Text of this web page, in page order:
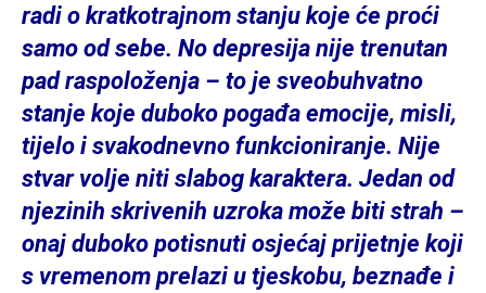
radi o kratkotrajnom stanju koje će proći
samo od sebe. No depresija nije trenutan
pad raspoloženja – to je sveobuhvatno
stanje koje duboko pogađa emocije, misli,
tijelo i svakodnevno funkcioniranje. Nije
stvar volje niti slabog karaktera. Jedan od
njezinih skrivenih uzroka može biti strah –
onaj duboko potisnuti osjećaj prijetnje koji
s vremenom prelazi u tjeskobu, beznađe i